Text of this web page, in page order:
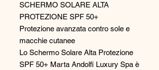
SCHERMO SOLARE ALTA
PROTEZIONE SPF 50+
Protezione avanzata contro sole e
macchie cutanee
Lo Schermo Solare Alta Protezione
SPF 50+ Marta Andolfi Luxury Spa è